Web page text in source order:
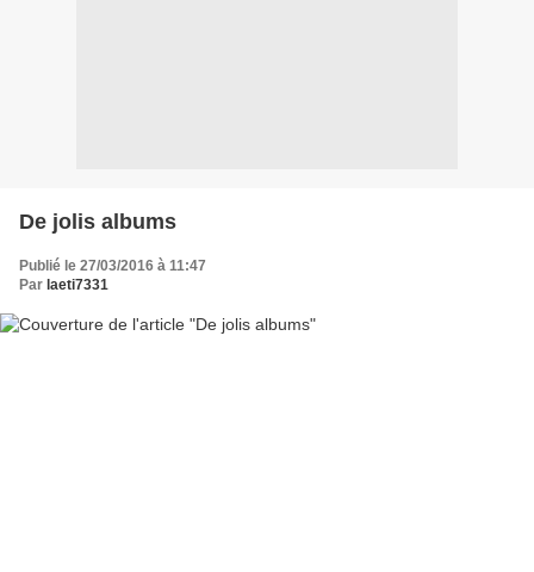
De jolis albums
Publié le 27/03/2016 à 11:47
Par laeti7331